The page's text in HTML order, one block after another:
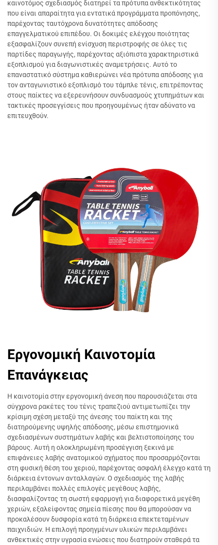
καινοτόμος σχεδιασμός διατηρεί τα πρότυπα ανθεκτικότητας
που είναι απαραίτητα για εντατικά προγράμματα προπόνησης,
παρέχοντας ταυτόχρονα δυνατότητες απόδοσης
επαγγελματικού επιπέδου. Οι δοκιμές ελέγχου ποιότητας
εξασφαλίζουν συνεπή ενίσχυση περιστροφής σε όλες τις
παρτίδες παραγωγής, παρέχοντας αξιόπιστα χαρακτηριστικά
εξοπλισμού για διαγωνιστικές αναμετρήσεις. Αυτό το
επαναστατικό σύστημα καθιερώνει νέα πρότυπα απόδοσης για
τον ανταγωνιστικό εξοπλισμό του τάμπλε τένις, επιτρέποντας
στους παίκτες να εξερευνήσουν συνδυασμούς χτυπημάτων και
τακτικές προσεγγίσεις που προηγουμένως ήταν αδύνατο να
επιτευχθούν.
Εργονομική Καινοτομία
Επανάγκειας
Η καινοτομία στην εργονομική άνεση που παρουσιάζεται στα
σύγχρονα ρακέτες του τένις τραπεζιού αντιμετωπίζει την
κρίσιμη σχέση μεταξύ της άνεσης του παίκτη και της
διατηρούμενης υψηλής απόδοσης, μέσω επιστημονικά
σχεδιασμένων συστημάτων λαβής και βελτιστοποίησης του
βάρους. Αυτή η ολοκληρωμένη προσέγγιση ξεκινά με
επιφάνειες λαβής ανατομικού σχήματος που προσαρμόζονται
στη φυσική θέση του χεριού, παρέχοντας ασφαλή έλεγχο κατά τη
διάρκεια έντονων ανταλλαγών. Ο σχεδιασμός της λαβής
περιλαμβάνει πολλές επιλογές μεγέθους λαβής,
διασφαλίζοντας τη σωστή εφαρμογή για διαφορετικά μεγέθη
χεριών, εξαλείφοντας σημεία πίεσης που θα μπορούσαν να
προκαλέσουν δυσφορία κατά τη διάρκεια επεκτεταμένων
παιχνιδιών. Η επιλογή προηγμένων υλικών περιλαμβάνει
ανθεκτικές στην υγρασία ενώσεις που διατηρούν σταθερά τα